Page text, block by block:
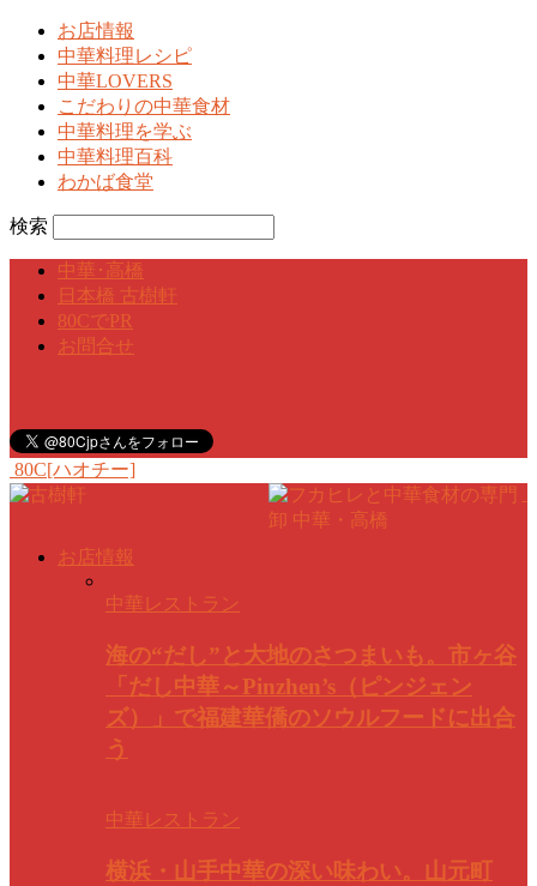
お店情報
中華料理レシピ
中華LOVERS
こだわりの中華食材
中華料理を学ぶ
中華料理百科
わかば食堂
検索
中華･高橋
日本橋 古樹軒
80CでPR
お問合せ
80C[ハオチー]
お店情報
中華レストラン
海の“だし”と大地のさつまいも。市ヶ谷
「だし中華～Pinzhen’s（ピンジェン
ズ）」で福建華僑のソウルフードに出合
う
中華レストラン
横浜・山手中華の深い味わい。山元町